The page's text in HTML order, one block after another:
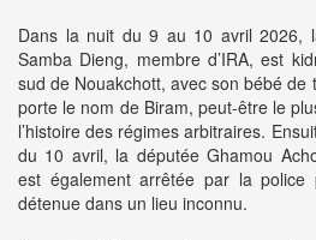
Dans la nuit du 9 au 10 avril 2026,
Samba Dieng, membre d’IRA, est
sud de Nouakchott, avec son bébé de
porte le nom de Biram, peut-être le
l’histoire des régimes arbitraires.
du 10 avril, la députée Ghamou
est également arrêtée par la police
détenue dans un lieu inconnu.